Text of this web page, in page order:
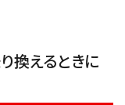
換えるときに